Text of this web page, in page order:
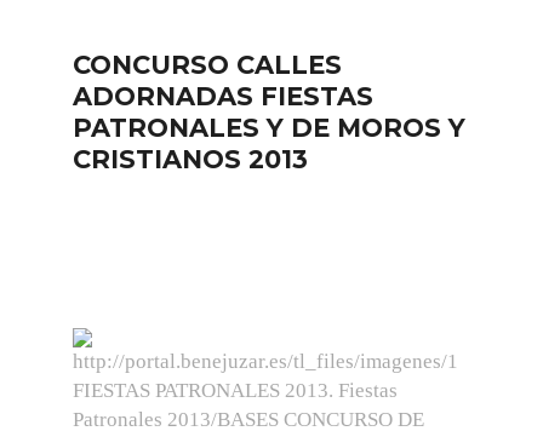
CONCURSO CALLES
ADORNADAS FIESTAS
PATRONALES Y DE MOROS Y
CRISTIANOS 2013